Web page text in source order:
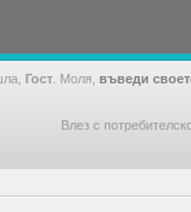
Гост . Моля, въведи
Влез с